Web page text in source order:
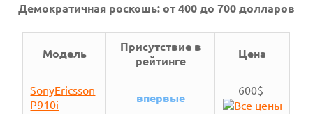
Демократичная роскошь: от 400 до 700 долларов
Модель
Присутствие в
рейтинге
Цена
SonyEricsson
P910i
впервые
600$